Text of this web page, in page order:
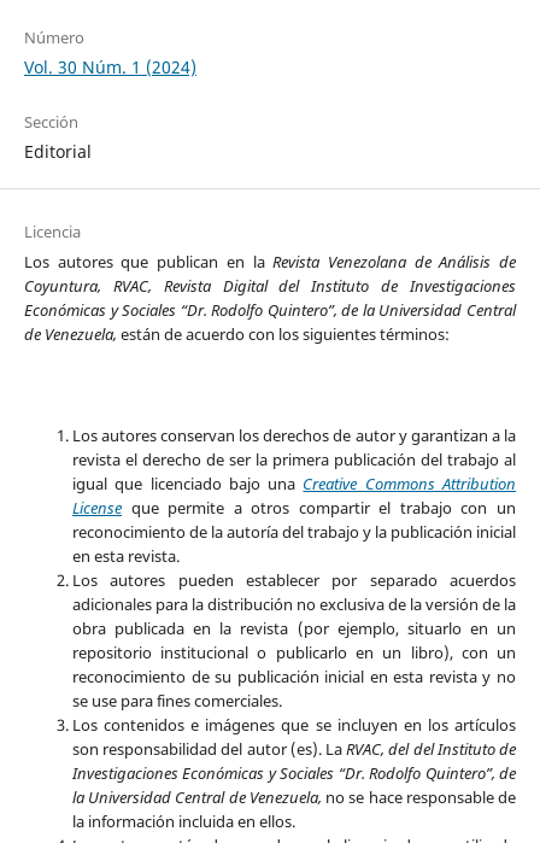
Número
Vol. 30 Núm. 1 (2024)
Sección
Editorial
Licencia
Los autores que publican en laRevista Venezolana de Análisis de
Coyuntura, RVAC, Revista Digital del Instituto de Investigaciones
Económicas y Sociales “Dr. Rodolfo Quintero”, de la Universidad Central
de Venezuela, están de acuerdo con los siguientes términos:
Los autores conservan los derechos de autor y garantizan a la
revista el derecho de ser la primera publicación del trabajo al
igual que licenciado bajo una Creative Commons Attribution
Licenseque permite a otros compartir el trabajo con un
reconocimiento de la autoría del trabajo y la publicación inicial
en esta revista.
Los autores pueden establecer por separado acuerdos
adicionales para la distribución no exclusiva de la versión de la
obra publicada en la revista (por ejemplo, situarlo en un
repositorio institucional o publicarlo en un libro), con un
reconocimiento de su publicación inicial en esta revista y no
se use para fines comerciales.
Los contenidos e imágenes que se incluyen en los artículos
son responsabilidad del autor (es). LaRVAC, del del Instituto de
Investigaciones Económicas y Sociales “Dr. Rodolfo Quintero”, de
la Universidad Central de Venezuela, no se hace responsable de
la información incluida en ellos.